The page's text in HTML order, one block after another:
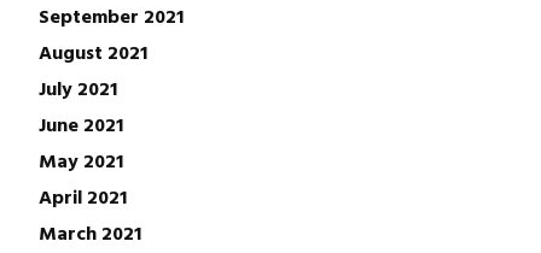
September 2021
August 2021
July 2021
June 2021
May 2021
April 2021
March 2021